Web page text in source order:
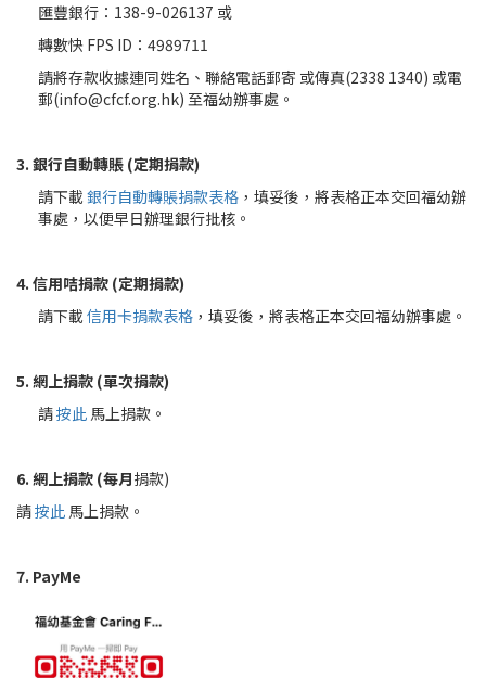
匯豐銀行：138-9-026137 或
轉數快 FPS ID：4989711
請將存款收據連同姓名、聯絡電話郵寄 或傳真(2338 1340) 或電
郵(info@cfcf.org.hk) 至福幼辦事處。
3. 銀行自動轉賬 (定期捐款)
請下載 銀行自動轉賬捐款表格 ，填妥後，將表格正本交回福幼辦
事處，以便早日辦理銀行批核。
4. 信用咭捐款 (定期捐款)
請下載 信用卡捐款表格 ，填妥後，將表格正本交回福幼辦事處。
5. 網上捐款 (單次捐款)
請按此 馬上捐款。
6. 網上捐款 (每月捐款)
請按此 馬上捐款。
7. PayMe